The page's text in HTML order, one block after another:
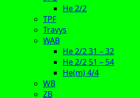
He 2/2
TPF
Travys
WAB
He 2/2 31 – 32
He 2/2 51 – 54
He(m) 4/4
WB
ZB